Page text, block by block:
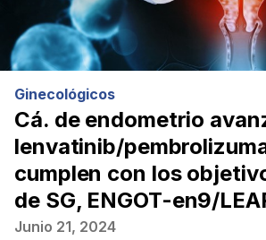
Ginecológicos
Cá. de endometrio
lenvatinib/
cumplen con los
de SG, ENGOT-en9/
Junio 21, 2024